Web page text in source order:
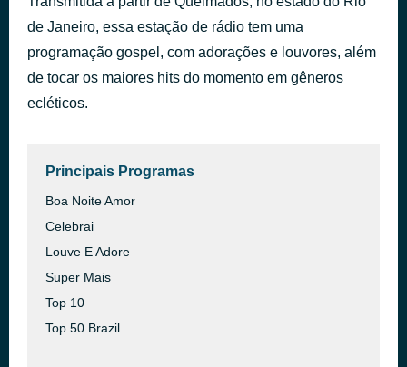
de Janeiro, essa estação de rádio tem uma
programação gospel, com adorações e louvores, além
de tocar os maiores hits do momento em gêneros
ecléticos.
Principais Programas
Boa Noite Amor
Celebrai
Louve E Adore
Super Mais
Top 10
Top 50 Brazil